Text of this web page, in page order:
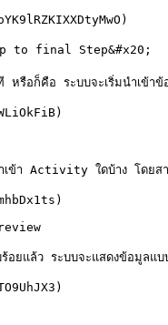
to final Step&#x20;
รือก็คือ ระบบจะเริ่มนำเข้าข้
เข้า Activity ใดบ้าง โดยส
บร้อยแล้ว ระบบจะแสดงข้อมู